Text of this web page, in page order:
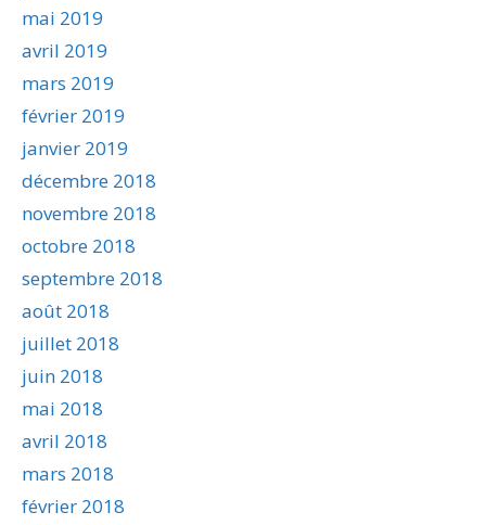
mai 2019
avril 2019
mars 2019
février 2019
janvier 2019
décembre 2018
novembre 2018
octobre 2018
septembre 2018
août 2018
juillet 2018
juin 2018
mai 2018
avril 2018
mars 2018
février 2018